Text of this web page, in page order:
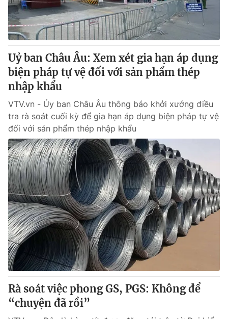
Uỷ ban Châu Âu: Xem xét gia hạn áp dụng
biện pháp tự vệ đối với sản phẩm thép
nhập khẩu
VTV.vn - Ủy ban Châu Âu thông báo khởi xướng điều
tra rà soát cuối kỳ để gia hạn áp dụng biện pháp tự vệ
đối với sản phẩm thép nhập khẩu
Rà soát việc phong GS, PGS: Không để
“chuyện đã rồi”